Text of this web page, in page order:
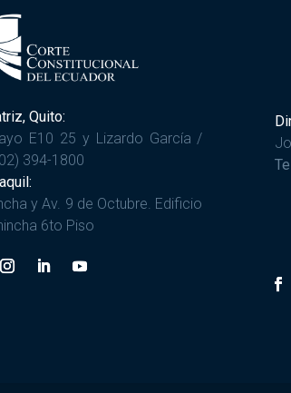
Quito:
E10 25 y Lizardo García /
394-1800
y Av. 9 de Octubre. Edificio
6to Piso